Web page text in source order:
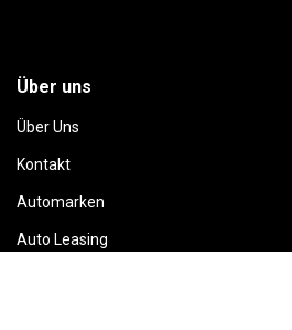
Über uns
Über Uns
Kontakt
Automarken
Auto Leasing